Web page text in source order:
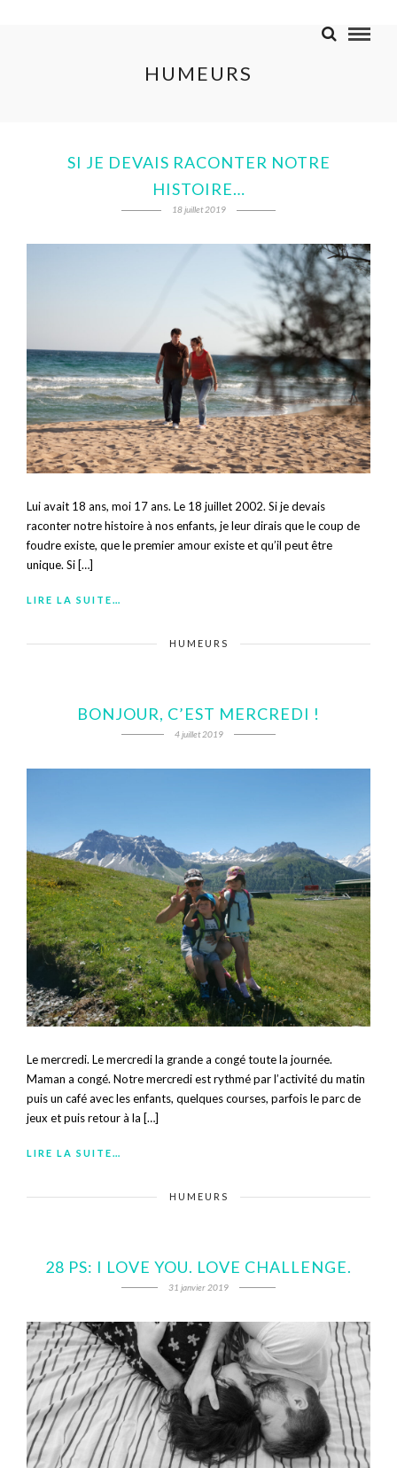
HUMEURS
SI JE DEVAIS RACONTER NOTRE
HISTOIRE…
18 juillet 2019
Lui avait 18 ans, moi 17 ans. Le 18 juillet 2002. Si je devais
raconter notre histoire à nos enfants, je leur dirais que le coup de
foudre existe, que le premier amour existe et qu’il peut être
unique. Si […]
LIRE LA SUITE…
HUMEURS
BONJOUR, C’EST MERCREDI !
4 juillet 2019
Le mercredi. Le mercredi la grande a congé toute la journée.
Maman a congé. Notre mercredi est rythmé par l’activité du matin
puis un café avec les enfants, quelques courses, parfois le parc de
jeux et puis retour à la […]
LIRE LA SUITE…
HUMEURS
28 PS: I LOVE YOU. LOVE CHALLENGE.
31 janvier 2019